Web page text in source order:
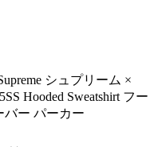
シュプリーム ×
Hooded Sweatshirt フー
バー パーカー